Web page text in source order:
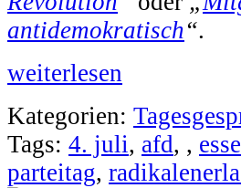
antidemokratisch“.
weiterlesen
Kategorien:
Tags: 4. juli, afd, ,
parteitag,